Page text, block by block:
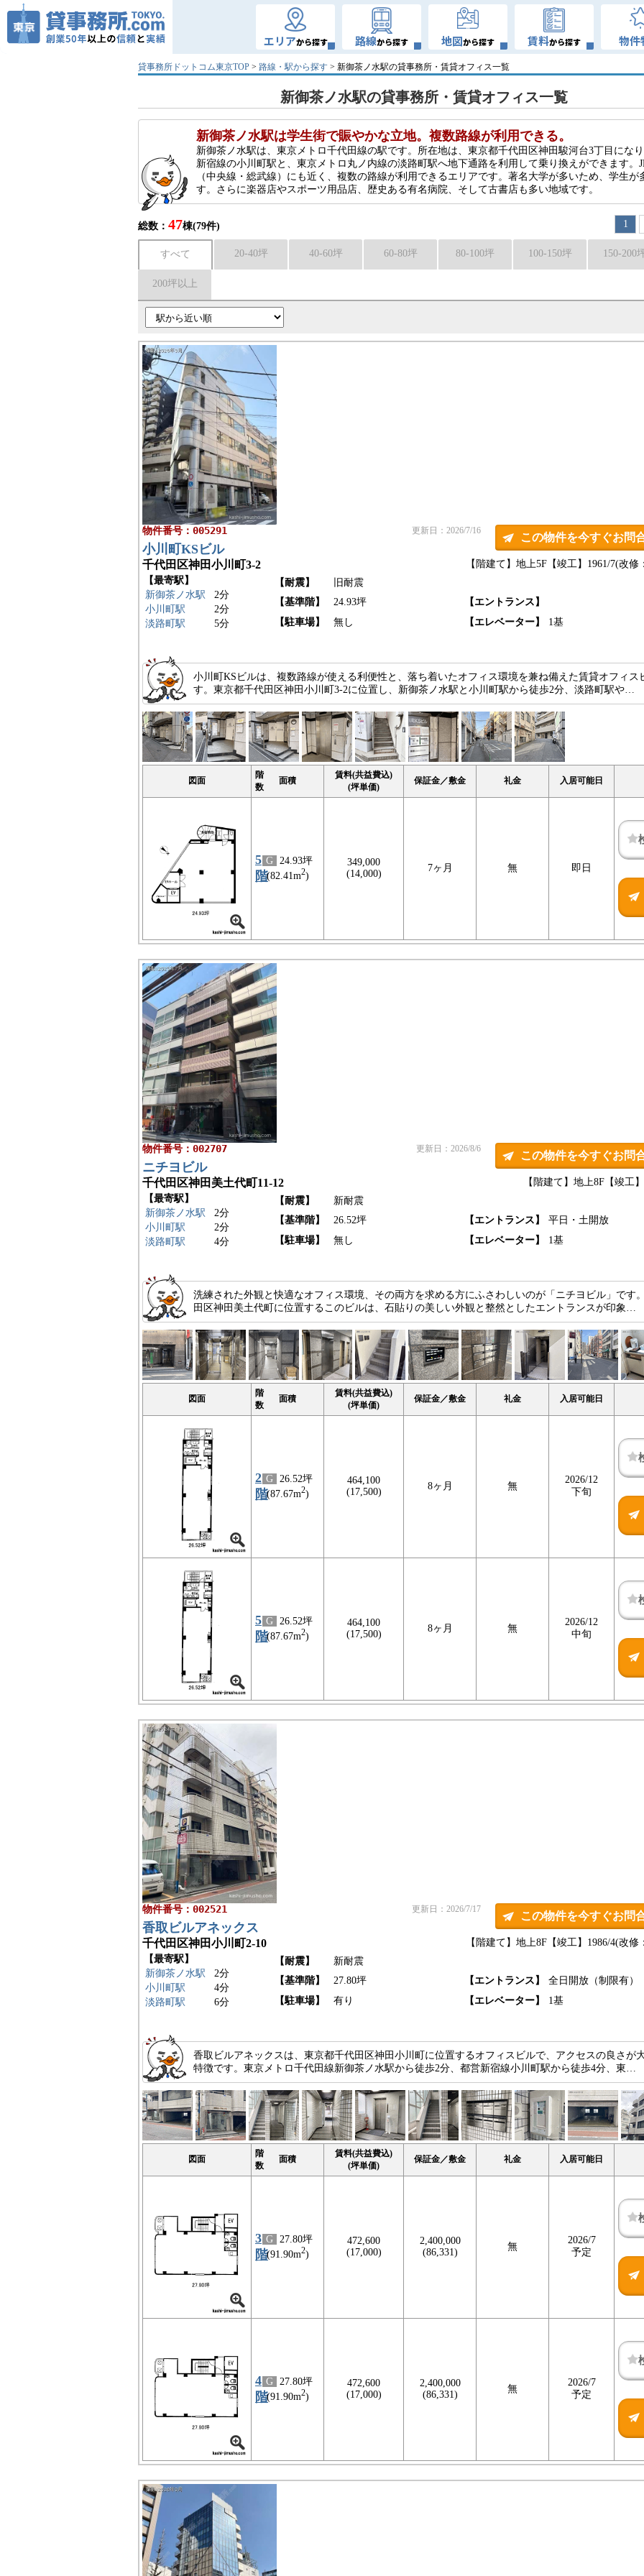
エリアから探す 路線から探す 地図から探す 賃料から探す 物件
貸事務所ドットコム東京TOP > 路線・駅から探す > 新御茶ノ水駅の貸事務所・賃貸オフィス一覧
新御茶ノ水駅の貸事務所・賃貸オフィス一覧
新御茶ノ水駅は学生街で賑やかな立地。複数路線が利用できる。
新御茶ノ水駅は、東京メトロ千代田線の駅です。所在地は、東京都千代田区神田駿河台3丁目にな
新宿線の小川町駅と、東京メトロ丸ノ内線の淡路町駅へ地下通路を利用して乗り換えができます。
（中央線・総武線）にも近く、複数の路線が利用できるエリアです。著名大学が多いため、学生が
す。さらに楽器店やスポーツ用品店、歴史ある有名病院、そして古書店も多い地域です。
総数： 47棟(79件) 1
すべて 20-40坪 40-60坪 60-80坪 80-100坪 100-150坪 150-200
200坪以上
物件番号：005291 更新日：2026/7/16
この物件を今すぐお問
小川町KSビル
千代田区神田小川町3-2 【竣工】1961/7(改修
【階建て】地上5F
【最寄駅】
新御茶ノ水駅
2分
小川町駅
2分
淡路町駅
5分
【耐震】
旧耐震
【基準階】
24.93坪
【エントランス】
【駐車場】
無し 【エレベーター】 1基
小川町KSビルは、複数路線が使える利便性と、落ち着いたオフィス環境を兼ね備えた賃貸オフィス
す。東京都千代田区神田小川町3-2に位置し、新御茶ノ水駅と小川町駅から徒歩2分、淡路町駅や…
図面
階
数
面積
賃料(共益費込)
(坪単価)
保証金／敷金 礼金 入居可能日
5
階
G 24.93坪
(82.41m2)
349,000
(14,000)
7ヶ月 無 即日
物件番号：002707 更新日：2026/8/6
この物件を今すぐお問
ニチヨビル
千代田区神田美土代町11-12 【竣工
【階建て】地上8F
【最寄駅】
新御茶ノ水駅
2分
小川町駅
2分
淡路町駅
4分
【耐震】
新耐震
【基準階】
26.52坪 【エントランス】
平日・土開放
【駐車場】
無し 【エレベーター】 1基
洗練された外観と快適なオフィス環境、その両方を求める方にふさわしいのが「ニチヨビル」です
田区神田美土代町に位置するこのビルは、石貼りの美しい外観と整然としたエントランスが印象…
図面
階
数
面積
賃料(共益費込)
(坪単価)
保証金／敷金 礼金 入居可能日
2
階
G 26.52坪
(87.67m2)
464,100
(17,500)
8ヶ月 無
2026/12
下旬
5
階
G 26.52坪
(87.67m2)
464,100
(17,500)
8ヶ月 無
2026/12
中旬
物件番号：002521 更新日：2026/7/17
この物件を今すぐお問
香取ビルアネックス
千代田区神田小川町2-10 【竣工】1986/4(改修
【階建て】地上8F
【最寄駅】
新御茶ノ水駅
2分
小川町駅
4分
淡路町駅
6分
【耐震】
新耐震
【基準階】
27.80坪 【エントランス】
全日開放（制限有）
【駐車場】
有り 【エレベーター】 1基
香取ビルアネックスは、東京都千代田区神田小川町に位置するオフィスビルで、アクセスの良さが
特徴です。東京メトロ千代田線新御茶ノ水駅から徒歩2分、都営新宿線小川町駅から徒歩4分、東…
図面
階
数
面積
賃料(共益費込)
(坪単価)
保証金／敷金 礼金 入居可能日
3
階
G 27.80坪
(91.90m2)
472,600
(17,000)
2,400,000
(86,331)
無
2026/7
予定
4
階
G 27.80坪
(91.90m2)
472,600
(17,000)
2,400,000
(86,331)
無
2026/7
予定